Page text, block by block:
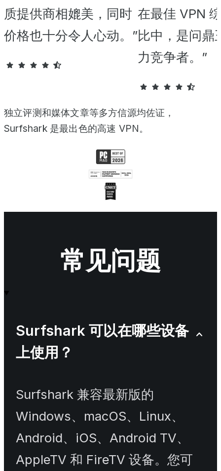
质提供商相媲美，同时
价格也十分令人心动。”
在最佳 VPN
比中，是问鼎
力竞争者。”
独立评测和媒体文章等多方信源均佐证，
Surfshark 是最出色的高速 VPN。
常见问题
Surfshark 可以在哪些设备
上使用？
Surfshark 兼容最新版的
Windows、macOS、Linux、
Android、iOS、Android TV、
AppleTV 和 FireTV 设备。您可